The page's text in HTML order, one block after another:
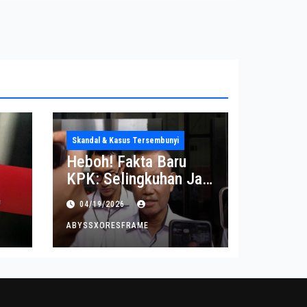
Skandal & Kasus Tersembunyi
Heboh! Fakta Baru
KPK: Selingkuhan Jadi
Tujuan Utama Uang
Korupsi
04/19/2026
ABYSSXORESFRAME